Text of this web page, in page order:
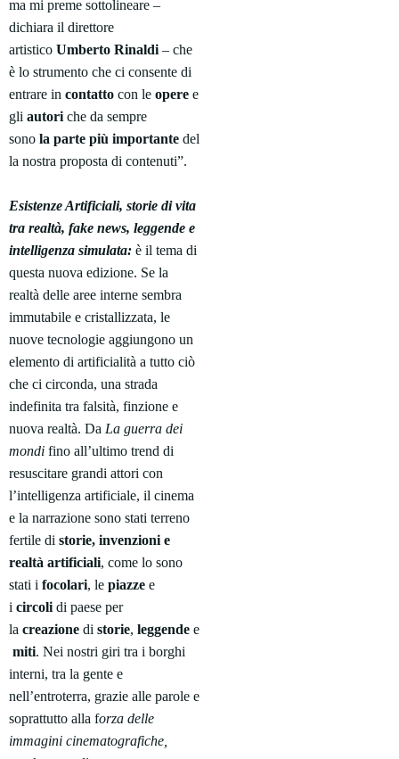
ma mi preme sottolineare –
dichiara il direttore
artistico Umberto Rinaldi – che
è lo strumento che ci consente di
entrare in contatto con le opere e
gli autori che da sempre
sono la parte più importante del
la nostra proposta di contenuti”.
Esistenze Artificiali, storie di vita
tra realtà, fake news, leggende e
intelligenza simulata: è il tema di
questa nuova edizione. Se la
realtà delle aree interne sembra
immutabile e cristallizzata, le
nuove tecnologie aggiungono un
elemento di artificialità a tutto ciò
che ci circonda, una strada
indefinita tra falsità, finzione e
nuova realtà. Da La guerra dei
mondi fino all’ultimo trend di
resuscitare grandi attori con
l’intelligenza artificiale, il cinema
e la narrazione sono stati terreno
fertile di storie, invenzioni e
realtà artificiali, come lo sono
stati i focolari, le piazze e
i circoli di paese per
la creazione di storie, leggende e
miti. Nei nostri giri tra i borghi
interni, tra la gente e
nell’entroterra, grazie alle parole e
soprattutto alla forza delle
immagini cinematografiche,